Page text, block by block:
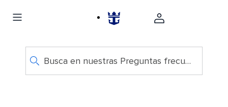
Busca en nuestras Preguntas frecuentes